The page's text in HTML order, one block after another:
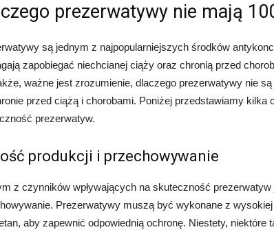
prezerwatywy nie mają
są jednym z najpopularniejszych środków
zapobiegać niechcianej ciąży oraz chronią przed
ważne jest zrozumienie, dlaczego prezerwatywy nie
przed ciążą i chorobami. Poniżej przedstawiamy kilka
prezerwatyw.
produkcji i przechowywanie
z czynników wpływających na skuteczność
Prezerwatywy muszą być wykonane z
aby zapewnić odpowiednią ochronę. Niestety, niektóre